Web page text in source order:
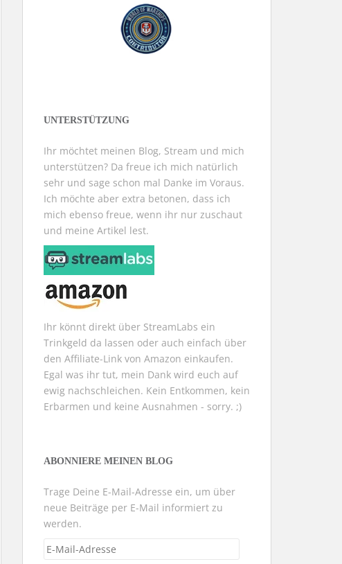
UNTERSTÜTZUNG
Ihr möchtet meinen Blog, Stream und mich
unterstützen? Da freue ich mich natürlich
sehr und sage schon mal Danke im Voraus.
Ich möchte aber extra betonen, dass ich
mich ebenso freue, wenn ihr nur zuschaut
und meine Artikel lest.
Ihr könnt direkt über StreamLabs ein
Trinkgeld da lassen oder auch einfach über
den Affiliate-Link von Amazon einkaufen.
Egal was ihr tut, mein Dank wird euch auf
ewig nachschleichen. Kein Entkommen, kein
Erbarmen und keine Ausnahmen - sorry. ;)
ABONNIERE MEINEN BLOG
Trage Deine E-Mail-Adresse ein, um über
neue Beiträge per E-Mail informiert zu
werden.
E-